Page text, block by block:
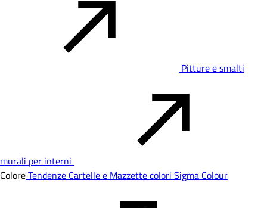
Pitture e smalti
murali per interni
ColoreTendenze Cartelle e Mazzette colori Sigma Colour